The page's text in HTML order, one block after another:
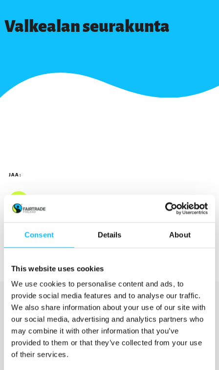
Consent Details About
This website uses cookies
We use cookies to personalise content and ads, to
provide social media features and to analyse our traffic.
We also share information about your use of our site with
our social media, advertising and analytics partners who
may combine it with other information that you’ve
provided to them or that they’ve collected from your use
of their services.
Valkealan seurakunta
JAA:
Katso myös